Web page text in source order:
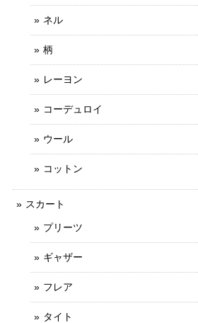
ネル
柄
レーヨン
コーデュロイ
ウール
コットン
スカート
プリーツ
ギャザー
フレア
タイト